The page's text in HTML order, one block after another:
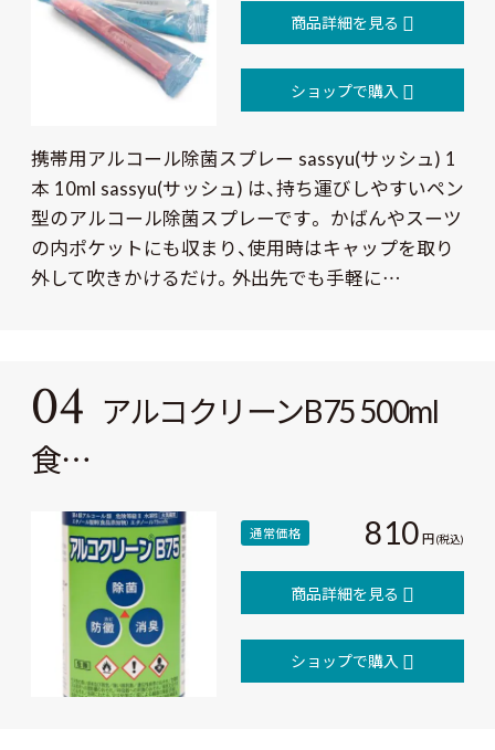
携帯用アルコール除菌スプレー sassyu(サッシュ) 1
本 10ml sassyu(サッシュ) は、持ち運びしやすいペン
型のアルコール除菌スプレーです。 かばんやスーツ
の内ポケットにも収まり、使用時はキャップを取り
外して吹きかけるだけ。外出先でも手軽に…
商品詳細を見る
ショップで購入
04 アルコクリーンB75 500ml
食…
通常価格 810円(税込)
商品詳細を見る
ショップで購入